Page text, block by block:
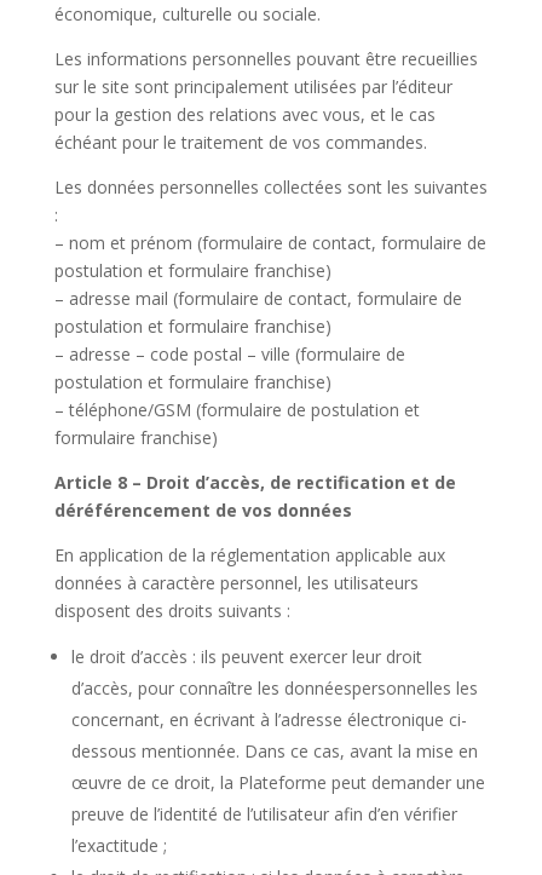
économique, culturelle ou sociale.
Les informations personnelles pouvant être recueillies
sur le site sont principalement utilisées par l’éditeur
pour la gestion des relations avec vous, et le cas
échéant pour le traitement de vos commandes.
Les données personnelles collectées sont les suivantes
:
– nom et prénom (formulaire de contact, formulaire de
postulation et formulaire franchise)
– adresse mail (formulaire de contact, formulaire de
postulation et formulaire franchise)
– adresse – code postal – ville (formulaire de
postulation et formulaire franchise)
– téléphone/GSM (formulaire de postulation et
formulaire franchise)
Article 8 – Droit d’accès, de rectification et de
déréférencement de vos données
En application de la réglementation applicable aux
données à caractère personnel, les utilisateurs
disposent des droits suivants :
le droit d’accès : ils peuvent exercer leur droit
d’accès, pour connaître les donnéespersonnelles les
concernant, en écrivant à l’adresse électronique ci-
dessous mentionnée. Dans ce cas, avant la mise en
œuvre de ce droit, la Plateforme peut demander une
preuve de l’identité de l’utilisateur afin d’en vérifier
l’exactitude ;